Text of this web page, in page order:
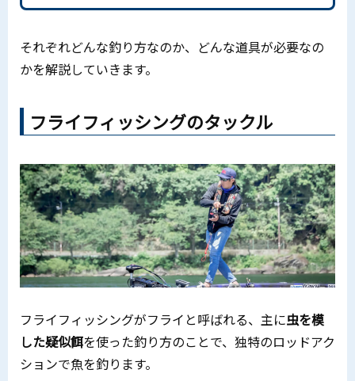
それぞれどんな釣り方なのか、どんな道具が必要なの
かを解説していきます。
フライフィッシングのタックル
フライフィッシングがフライと呼ばれる、主に虫を模
した疑似餌を使った釣り方のことで、独特のロッドアク
ションで魚を釣ります。